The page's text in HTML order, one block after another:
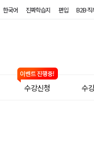
한국어 진짜학습지 편입 B2B·
수강신청 수